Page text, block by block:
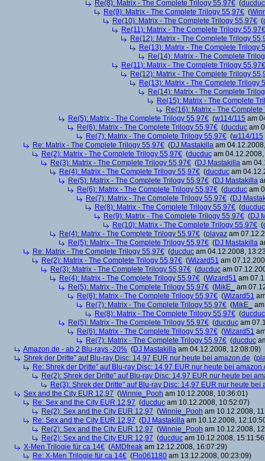
Re(8): Matrix - The Complete Trilogy 55,97€ (ducduc
Re(9): Matrix - The Complete Trilogy 55,97€ (
Re(10): Matrix - The Complete Trilogy 55,97€ (
Re(11): Matrix - The Complete Trilogy 55,97€
Re(12): Matrix - The Complete Trilogy
Re(13): Matrix - The Complete Trilogy
Re(14): Matrix - The Complete
Re(11): Matrix - The Complete Trilogy 55,97€
Re(12): Matrix - The Complete Trilogy
Re(13): Matrix - The Complete Trilogy
Re(14): Matrix - The Complete
Re(15): Matrix - The Complete
Re(16): Matrix - The
Re(5): Matrix - The Complete Trilogy 55,97€ (w114/115 am
Re(6): Matrix - The Complete Trilogy 55,97€ (ducduc am
Re(7): Matrix - The Complete Trilogy 55,97€ (w114/115
Re: Matrix - The Complete Trilogy 55,97€ (DJ Mastakilla am
Re(2): Matrix - The Complete Trilogy 55,97€ (ducduc am
Re(3): Matrix - The Complete Trilogy 55,97€ (DJ Mastakilla am
Re(4): Matrix - The Complete Trilogy 55,97€ (ducduc am
Re(5): Matrix - The Complete Trilogy 55,97€ (DJ Mastakilla
Re(6): Matrix - The Complete Trilogy 55,97€ (ducduc am
Re(7): Matrix - The Complete Trilogy 55,97€ (DJ
Re(8): Matrix - The Complete Trilogy 55,97€ (ducduc
Re(9): Matrix - The Complete Trilogy 55,97€ (DJ
Re(10): Matrix - The Complete Trilogy 55,97€ (
Re(4): Matrix - The Complete Trilogy 55,97€ (playaz am
Re(5): Matrix - The Complete Trilogy 55,97€ (DJ Mastakilla
Re: Matrix - The Complete Trilogy 55,97€ (ducduc am 04.12.2008,
Re(2): Matrix - The Complete Trilogy 55,97€ (Wizard51 am
Re(3): Matrix - The Complete Trilogy 55,97€ (ducduc am
Re(4): Matrix - The Complete Trilogy 55,97€ (Wizard51 am
Re(5): Matrix - The Complete Trilogy 55,97€ (MikE_
am
Re(6): Matrix - The Complete Trilogy 55,97€ (Wizard51
Re(7): Matrix - The Complete Trilogy 55,97€ (MikE_
Re(8): Matrix - The Complete Trilogy 55,97€ (ducduc
Re(5): Matrix - The Complete Trilogy 55,97€ (ducduc am
Re(6): Matrix - The Complete Trilogy 55,97€ (Wizard51
Re(7): Matrix - The Complete Trilogy 55,97€ (ducduc
Amazon.de - ab 2 Blu-rays -20% (DJ Mastakilla am 04.12.2008, 12:08:09)
Shrek der Dritte” auf Blu-ray Disc: 14,97 EUR nur heute bei amazon.de (
Re: Shrek der Dritte” auf Blu-ray Disc: 14,97 EUR nur heute bei
Re(2): Shrek der Dritte” auf Blu-ray Disc: 14,97 EUR nur heute bei
Re(3): Shrek der Dritte” auf Blu-ray Disc: 14,97 EUR nur heute bei
Sex and the City EUR 12,97 (Winnie_Pooh am 10.12.2008, 10:36:01)
Re: Sex and the City EUR 12,97 (ducduc am 10.12.2008, 10:52:07)
Re(2): Sex and the City EUR 12,97 (Winnie_Pooh am 10.12.2008,
Re: Sex and the City EUR 12,97 (DJ Mastakilla am 10.12.2008,
Re(2): Sex and the City EUR 12,97 (Winnie_Pooh am 10.12.2008,
Re(2): Sex and the City EUR 12,97 (ducduc am 10.12.2008,
X-Men Trilogie für ca 14€ (AMDfreak am 12.12.2008, 16:07:29)
Re: X-Men Trilogie für ca 14€ (Flo061180 am 13.12.2008, 00:23:09)